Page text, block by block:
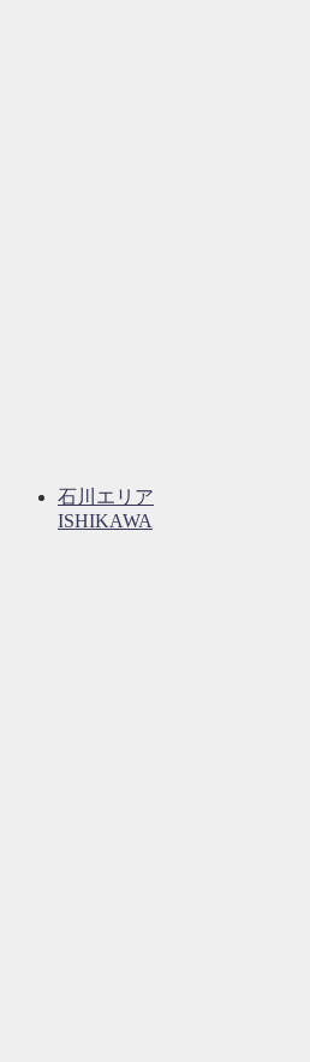
石川エリア
ISHIKAWA